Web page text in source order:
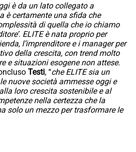
è da un lato collegato a
è certamente una sfida che
di quella che io chiamo
ELITE è nata proprio per
l’imprenditore e i manager per
della crescita, con trend molto
e situazioni esogene non attese.
Testi, “che ELITE sia un
nuove società ammesse oggi e
loro crescita sostenibile e al
nella certezza che la
solo un mezzo per trasformare le